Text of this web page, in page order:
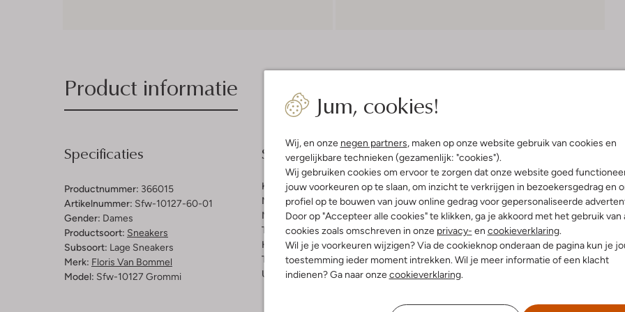
Jum, cookies!
Wij, en onze negen partners, maken op onze website gebruik van cookies en
vergelijkbare technieken (gezamenlijk: "cookies").
Wij gebruiken cookies om ervoor te zorgen dat onze website goed
jouw voorkeuren op te slaan, om inzicht te verkrijgen in bezoekersgedrag en
profiel op te bouwen van jouw online gedrag voor gepersonaliseerde
Door op "Accepteer alle cookies" te klikken, ga je akkoord met het gebruik van
cookies zoals omschreven in onze privacy- en cookieverklaring.
Wil je je voorkeuren wijzigen? Via de cookieknop onderaan de pagina kun je
toestemming ieder moment intrekken. Wil je meer informatie of een klacht
indienen? Ga naar onzecookieverklaring.
Product informatie
Specificaties
Productnummer: 366015
Artikelnummer: Sfw-10127-60-01
Gender: Dames
Productsoort: Sneakers
Subsoort: Lage Sneakers
Merk: Floris Van Bommel
Model: Sfw-10127 Grommi
Samenstelling & Pasvorm
Kleur:Wit
Materiaal binnenkant:Leer
Materiaal zool:Rubber
Type sluiting: Veter
Hakvorm:Chunky Zool
Type neus:Ronde Neus
Uitneembaar voetbed:Ja